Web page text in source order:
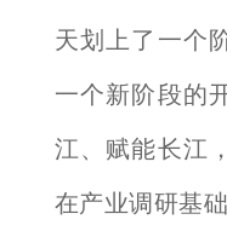
天划上了一个
一个新阶段的
江、赋能长江
在产业调研基